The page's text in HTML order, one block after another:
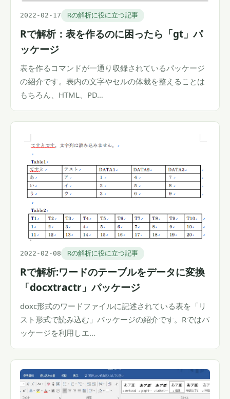
2022-02-17 Rの解析に役に立つ記事
Rで解析：表を作るのに困ったら「gt」パ
ッケージ
表を作るコマンドが一通り収録されているパッケージ
の紹介です。表内の文字やセルの体裁を整えることは
もちろん、HTML、PD…
2022-02-08 Rの解析に役に立つ記事
Rで解析:ワードのテーブルをデータに変換
「docxtractr」パッケージ
doxc形式のワードファイルに記述されている表を「リ
スト形式で読み込む」パッケージの紹介です。Rではパ
ッケージを利用しエ…